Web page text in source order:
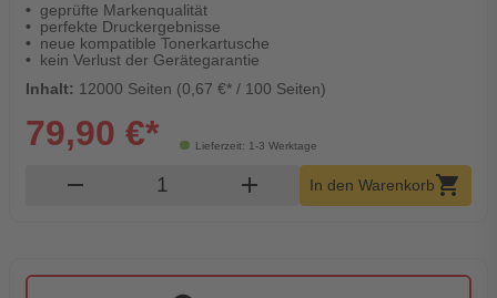
geprüfte Markenqualität
perfekte Druckergebnisse
neue kompatible Tonerkartusche
kein Verlust der Gerätegarantie
Inhalt: 12000 Seiten (0,67 €* / 100 Seiten)
Lieferzeit: 1-3 Werktage
79,90 €*
remove Produkt Warenkorb Menge
add In den Warenkorb shopping_cart